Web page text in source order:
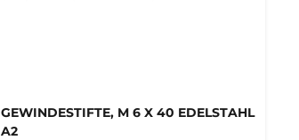
GEWINDESTIFTE, M 6 X 40 EDELSTAHL
A2